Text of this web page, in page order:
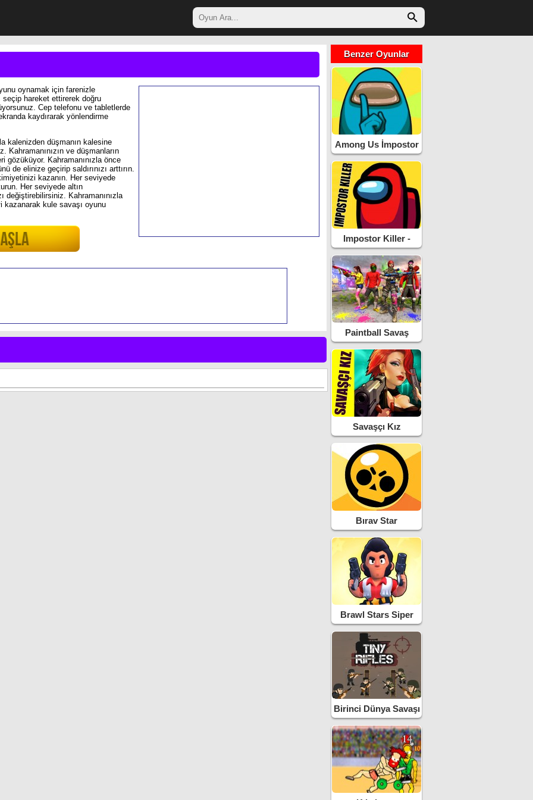
oynamak için farenizle
seçip hareket ettirerek doğru
Cep telefonu ve tabletlerde
kaydırarak yönlendirme
kalenizden düşmanın kalesine
Kahramanınızın ve düşmanların
gözüküyor. Kahramanınızla önce
de elinize geçirip saldırınızı arttırın.
kazanın. Her seviyede
Her seviyede altın
değiştirebilirsiniz. Kahramanınızla
kazanarak kule savaşı oyunu
Benzer Oyunlar
Among Us İmpostor
Impostor Killer -
Sahte Katil
Paintball Savaş
Savaşçı Kız
Bırav Star
Brawl Stars Siper
Savaşı
Birinci Dünya Savaşı